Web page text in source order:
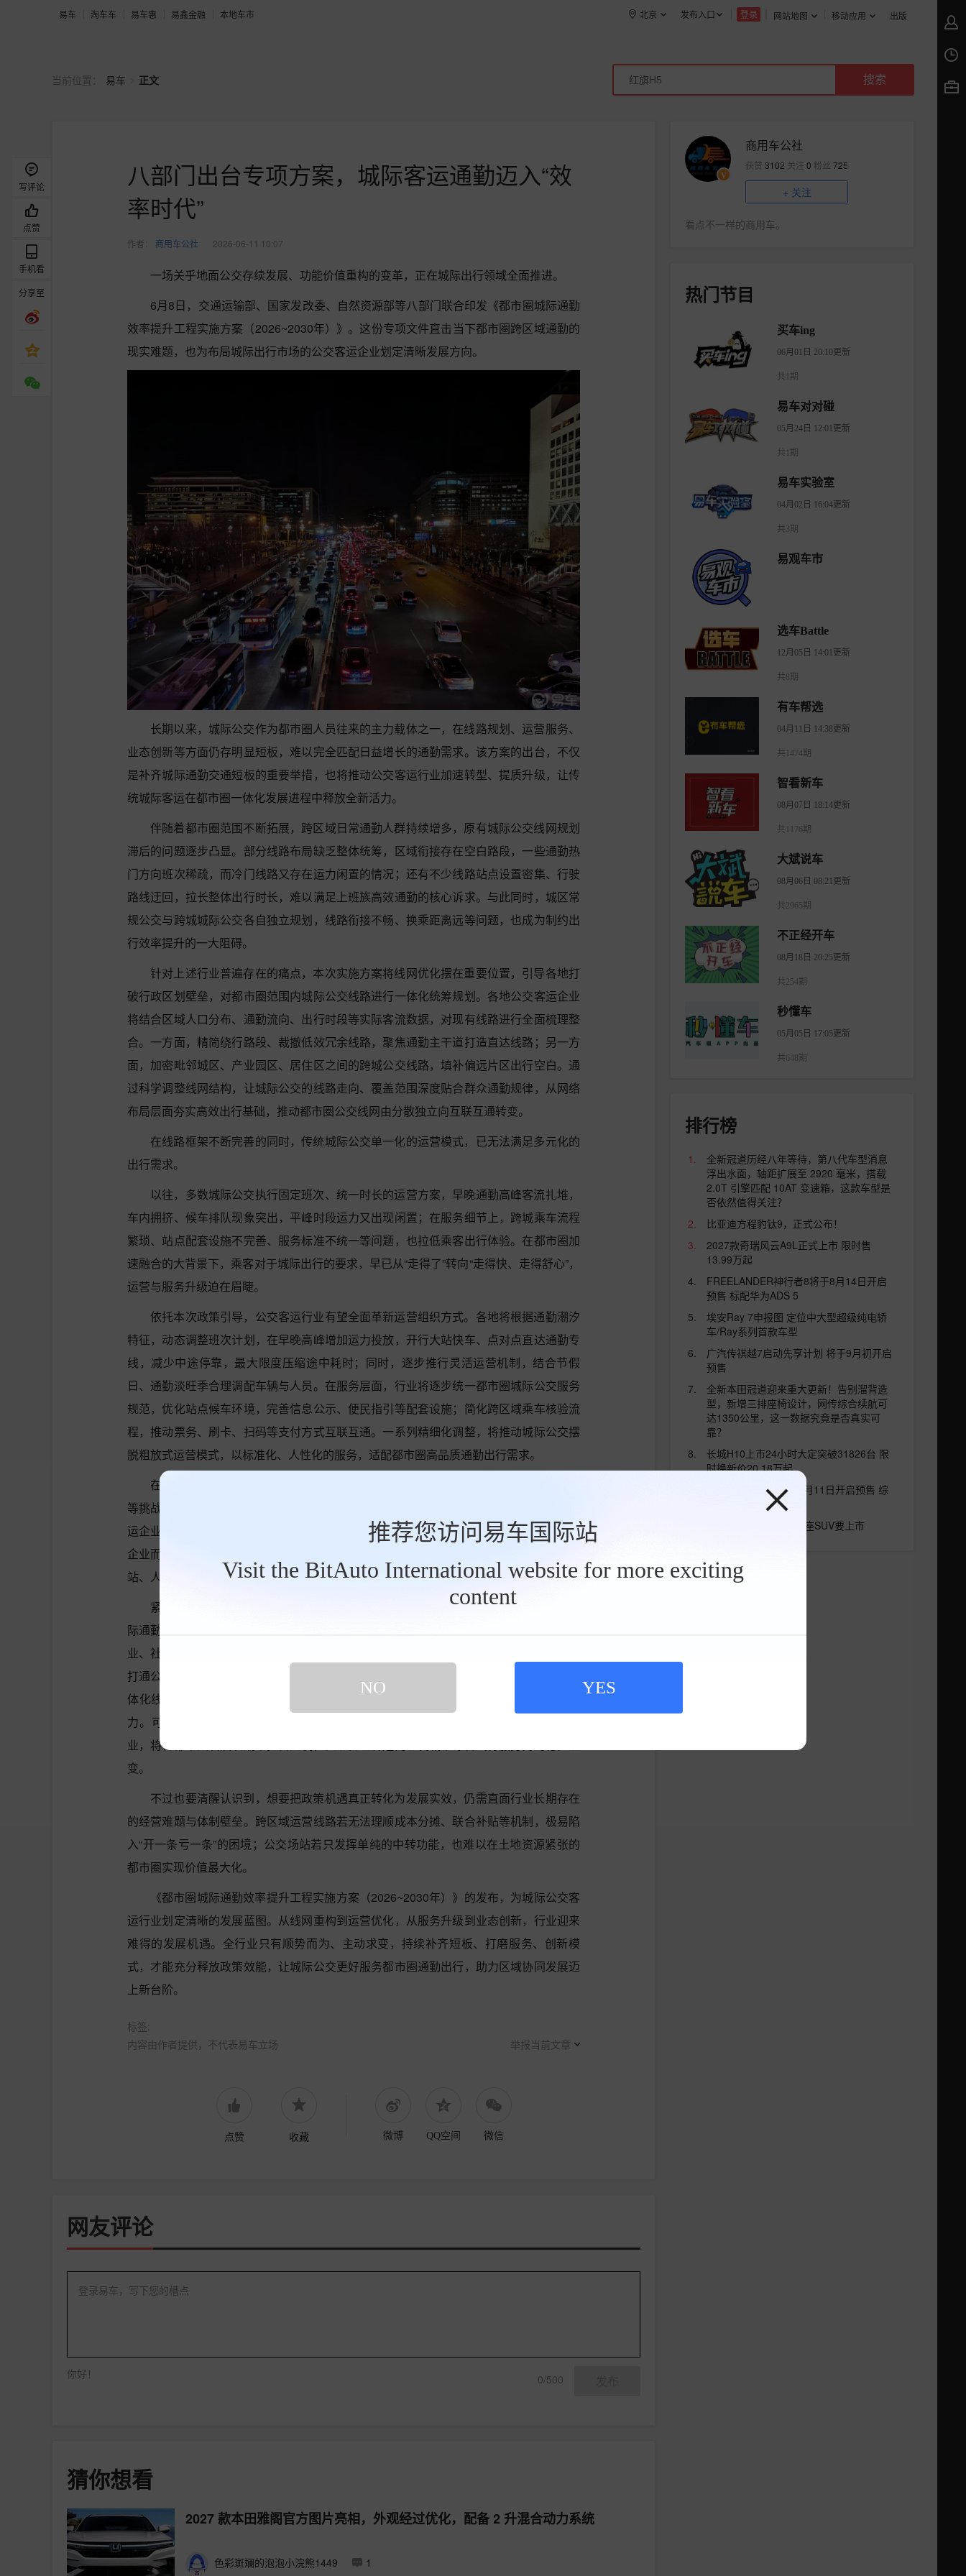
易车 淘车车 易车惠 易鑫金融 本地车市 网站地图 移动应用 出版
登录
发布入口
北京
推荐您访问易车国际站
Visit the BitAuto International website for more exciting
content
NO YES
当前位置： 易车 正文
写评论
点赞
手机看
分享至
八部门出台专项方案，城际客运通勤迈入“效
率时代”
作者： 商用车公社 2026-06-11 10:07
一场关乎地面公交存续发展、功能价值重构的变革，正在城际出行领域全面推进。
6月8日，交通运输部、国家发改委、自然资源部等八部门联合印发《都市圈城际通勤
效率提升工程实施方案（2026~2030年）》。这份专项文件直击当下都市圈跨区域通勤的
现实难题，也为布局城际出行市场的公交客运企业划定清晰发展方向。
长期以来，城际公交作为都市圈人员往来的主力载体之一，在线路规划、运营服务、
业态创新等方面仍存明显短板，难以完全匹配日益增长的通勤需求。该方案的出台，不仅
是补齐城际通勤交通短板的重要举措，也将推动公交客运行业加速转型、提质升级，让传
统城际客运在都市圈一体化发展进程中释放全新活力。
伴随着都市圈范围不断拓展，跨区域日常通勤人群持续增多，原有城际公交线网规划
滞后的问题逐步凸显。部分线路布局缺乏整体统筹，区域衔接存在空白路段，一些通勤热
门方向班次稀疏，而冷门线路又存在运力闲置的情况；还有不少线路站点设置密集、行驶
路线迂回，拉长整体出行时长，难以满足上班族高效通勤的核心诉求。与此同时，城区常
规公交与跨城城际公交各自独立规划，线路衔接不畅、换乘距离远等问题，也成为制约出
行效率提升的一大阻碍。
针对上述行业普遍存在的痛点，本次实施方案将线网优化摆在重要位置，引导各地打
破行政区划壁垒，对都市圈范围内城际公交线路进行一体化统筹规划。各地公交客运企业
将结合区域人口分布、通勤流向、出行时段等实际客流数据，对现有线路进行全面梳理整
合。一方面，精简绕行路段、裁撤低效冗余线路，聚焦通勤主干道打造直达线路；另一方
面，加密毗邻城区、产业园区、居住区之间的跨城公交线路，填补偏远片区出行空白。通
过科学调整线网结构，让城际公交的线路走向、覆盖范围深度贴合群众通勤规律，从网络
布局层面夯实高效出行基础，推动都市圈公交线网由分散独立向互联互通转变。
在线路框架不断完善的同时，传统城际公交单一化的运营模式，已无法满足多元化的
出行需求。
以往，多数城际公交执行固定班次、统一时长的运营方案，早晚通勤高峰客流扎堆，
车内拥挤、候车排队现象突出，平峰时段运力又出现闲置；在服务细节上，跨城乘车流程
繁琐、站点配套设施不完善、服务标准不统一等问题，也拉低乘客出行体验。在都市圈加
速融合的大背景下，乘客对于城际出行的要求，早已从“走得了”转向“走得快、走得舒心”，
运营与服务升级迫在眉睫。
依托本次政策引导，公交客运行业有望全面革新运营组织方式。各地将根据通勤潮汐
特征，动态调整班次计划，在早晚高峰增加运力投放，开行大站快车、点对点直达通勤专
线，减少中途停靠，最大限度压缩途中耗时；同时，逐步推行灵活运营机制，结合节假
日、通勤淡旺季合理调配车辆与人员。在服务层面，行业将逐步统一都市圈城际公交服务
规范，优化站点候车环境，完善信息公示、便民指引等配套设施；简化跨区域乘车核验流
程，推动票务、刷卡、扫码等支付方式互联互通。一系列精细化调整，将推动城际公交摆
脱粗放式运营模式，以标准化、人性化的服务，适配都市圈高品质通勤出行需求。
在客运行业整体转型的大背景下，城际公交曾面临市场竞争加剧、传统营收增长乏力
等挑战，不少企业陷入发展瓶颈。而此次专项方案的出台，为深耕城际通勤市场的公交客
运企业送来政策东风，也为行业探索新业态、培育新增长点创造有利条件。对于公交客运
企业而言，都市圈通勤市场稳定且需求庞大，有望成为企业巩固主业、盘活现有车辆、场
站、人员等存量资源的核心阵地。
紧抓政策红利，主动转型创新，成为当下公交客运企业突破发展瓶颈的关键。立足城
际通勤核心场景，企业可依托自身运力与线路优势，大力发展定制通勤公交，面向园区企
业、社区居民提供专属出行服务，打造差异化产品；同时加强与周边交通业态协同联动，
打通公交与其他出行方式的衔接链条，延伸服务触角，拓展经营边界。除此之外，依托一
体化线网与标准化服务体系，公交客运行业还能进一步提升品牌影响力，增强市场竞争
力。可以预见，未来5年，紧跟政策导向、深耕通勤市场、坚持服务创新的公交客运企
业，将在都市圈发展浪潮中抢占先机，实现传统客运向现代城市综合出行服务商的稳步蜕
变。
不过也要清醒认识到，想要把政策机遇真正转化为发展实效，仍需直面行业长期存在
的经营难题与体制壁垒。跨区域运营线路若无法理顺成本分摊、联合补贴等机制，极易陷
入“开一条亏一条”的困境；公交场站若只发挥单纯的中转功能，也难以在土地资源紧张的
都市圈实现价值最大化。
《都市圈城际通勤效率提升工程实施方案（2026~2030年）》的发布，为城际公交客
运行业划定清晰的发展蓝图。从线网重构到运营优化，从服务升级到业态创新，行业迎来
难得的发展机遇。全行业只有顺势而为、主动求变，持续补齐短板、打磨服务、创新模
式，才能充分释放政策效能，让城际公交更好服务都市圈通勤出行，助力区域协同发展迈
上新台阶。
标签:
内容由作者提供，不代表易车立场
举报当前文章
点赞 收藏 微博 QQ空间 微信
网友评论
登录易车，写下您的槽点
你好！ 0/500
猜你想看
2027 款本田雅阁官方图片亮相，外观经过优化，配备 2 升混合动力系统
色彩斑斓的泡泡小浣熊1449 1
商用车公社
获赞 3102 关注 0 粉丝 725
+ 关注
看点不一样的商用车。
热门节目
买车ing
06月01日 20:10更新
共1期
易车对对碰
05月24日 12:01更新
共1期
易车实验室
04月02日 16:04更新
共3期
易观车市
选车Battle
12月05日 14:01更新
共8期
有车帮选
04月11日 14:38更新
共1474期
智看新车
08月07日 18:14更新
共1176期
大斌说车
08月06日 08:21更新
共2965期
不正经开车
08月18日 20:25更新
共254期
秒懂车
05月05日 17:05更新
共648期
排行榜
全新冠道历经八年等待，第八代车型消息
浮出水面，轴距扩展至 2920 毫米，搭载
2.0T 引擎匹配 10AT 变速箱，这款车型是
否依然值得关注？
比亚迪方程豹钛9，正式公布！
2027款奇瑞风云A9L正式上市 限时售
13.99万起
FREELANDER神行者8将于8月14日开启
预售 标配华为ADS 5
埃安Ray 7申报图 定位中大型超级纯电轿
车/Ray系列首款车型
广汽传祺越7启动先享计划 将于9月初开启
预售
全新本田冠道迎来重大更新！告别溜背造
型，新增三排座椅设计，网传综合续航可
达1350公里，这一数据究竟是否真实可
靠？
长城H10上市24小时大定突破31826台 限
时换新价20.18万起
大众ID. ERA 5S将于8月11日开启预售 综
合续航可达2000km
8月—9月，又有5款六座SUV要上市